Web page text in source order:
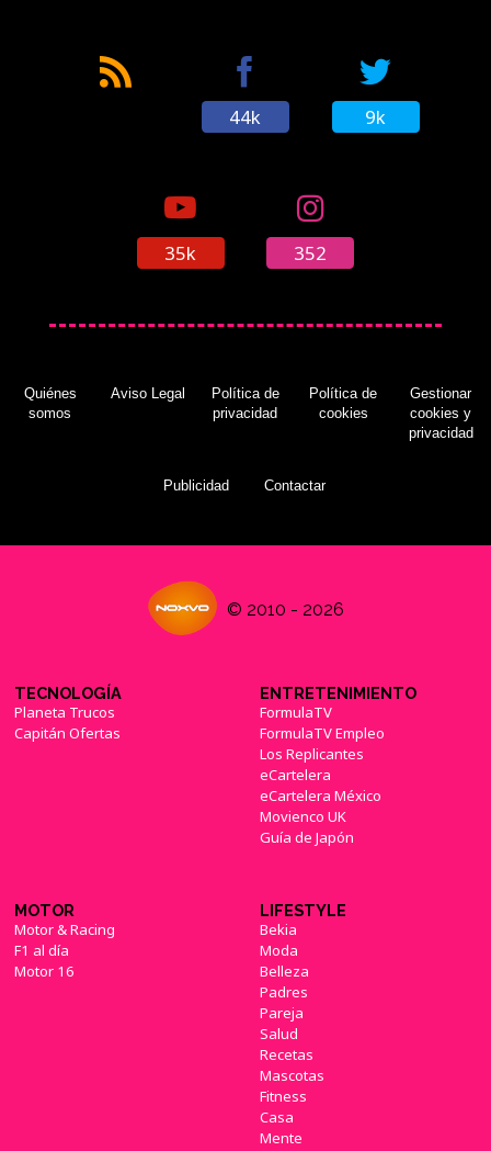
44k 9k
35k 352
Quiénes
somos
Aviso Legal
Política de
privacidad
Política de
cookies
Gestionar
cookies y
privacidad
Publicidad Contactar
© 2010 - 2026
TECNOLOGÍA
Planeta Trucos
Capitán Ofertas
ENTRETENIMIENTO
FormulaTV
FormulaTV Empleo
Los Replicantes
eCartelera
eCartelera México
Movienco UK
Guía de Japón
MOTOR
Motor & Racing
F1 al día
Motor 16
LIFESTYLE
Bekia
Moda
Belleza
Padres
Pareja
Salud
Recetas
Mascotas
Fitness
Casa
Mente